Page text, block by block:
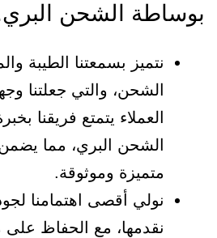
بوساطة الشحن
نتميز بسمعتنا الطيبة
الشحن، والتي جعلتنا
العملاء يتمتع فريقنا
الشحن البري، مما
متميزة وموثوقة.
نولي أقصى اهتمامنا
نقدمها، مع الحفاظ على